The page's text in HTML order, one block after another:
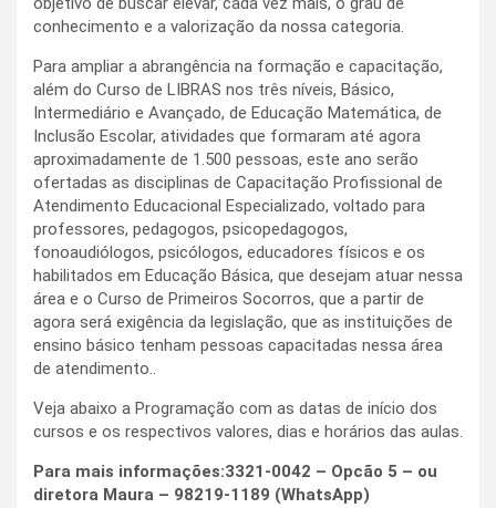
conhecimento e a valorização da nossa categoria.
Para ampliar a abrangência na formação e capacitação,
além do Curso de LIBRAS nos três níveis, Básico,
Intermediário e Avançado, de Educação Matemática, de
Inclusão Escolar, atividades que formaram até agora
aproximadamente de 1.500 pessoas, este ano serão
ofertadas as disciplinas de Capacitação Profissional de
Atendimento Educacional Especializado, voltado para
professores, pedagogos, psicopedagogos,
fonoaudiólogos, psicólogos, educadores físicos e os
habilitados em Educação Básica, que desejam atuar nessa
área e o Curso de Primeiros Socorros, que a partir de
agora será exigência da legislação, que as instituições de
ensino básico tenham pessoas capacitadas nessa área
de atendimento..
Veja abaixo a Programação com as datas de início dos
cursos e os respectivos valores, dias e horários das aulas.
Para mais informações:3321-0042 – Opcão 5 – ou
diretora Maura – 98219-1189 (WhatsApp)